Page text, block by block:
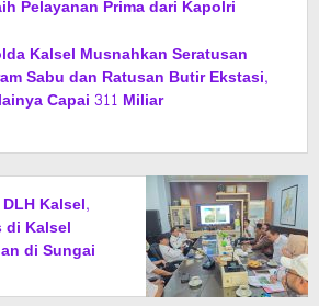
Pelayanan Prima dari Kapolri
Kalsel Musnahkan Seratusan
Sabu dan Ratusan Butir Ekstasi,
Capai 311 Miliar
Kalsel,
Kalsel
di Sungai